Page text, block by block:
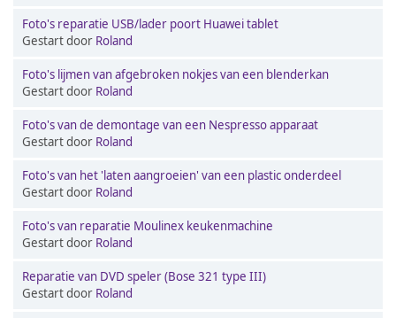
Foto's reparatie USB/lader poort Huawei tablet
Gestart door Roland
Foto's lijmen van afgebroken nokjes van een blenderkan
Gestart door Roland
Foto's van de demontage van een Nespresso apparaat
Gestart door Roland
Foto's van het 'laten aangroeien' van een plastic onderdeel
Gestart door Roland
Foto's van reparatie Moulinex keukenmachine
Gestart door Roland
Reparatie van DVD speler (Bose 321 type III)
Gestart door Roland